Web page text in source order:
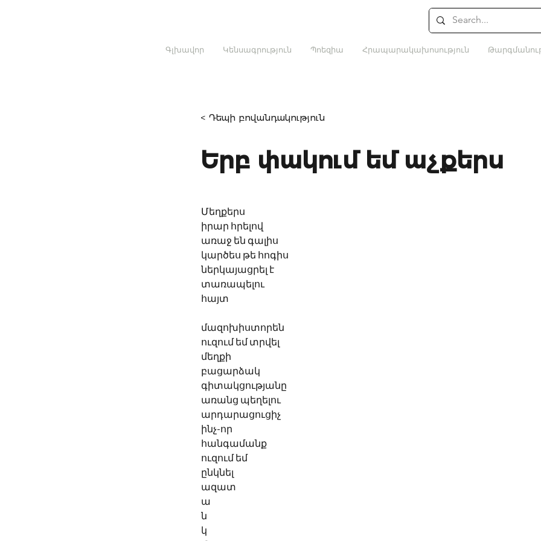
Գլխավոր Կենսագրություն Պոեզիա Հրապարակախոսություն
< Դեպի բովանդակություն
Երբ փակում եմ աչքերս
Մեղքերս
իրար հրելով
առաջ են գալիս
կարծես թե հոգիս
ներկայացրել է
տառապելու
հայտ
մազոխիստորեն
ուզում եմ տրվել
մեղքի
բացարձակ
գիտակցությանը
առանց պեղելու
արդարացուցիչ
ինչ-որ
հանգամանք
ուզում եմ
ընկնել
ազատ
ա
ն
կ